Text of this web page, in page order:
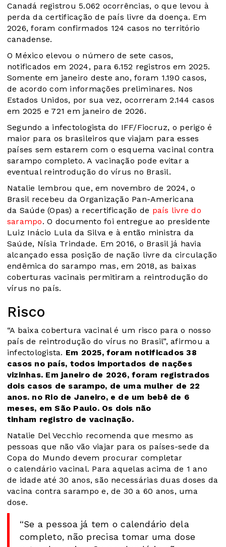
Canadá registrou 5.062 ocorrências, o que levou à
perda da certificação de país livre da doença. Em
2026, foram confirmados 124 casos no território
canadense.
O México elevou o número de sete casos,
notificados em 2024, para 6.152 registros em 2025.
Somente em janeiro deste ano, foram 1.190 casos,
de acordo com informações preliminares. Nos
Estados Unidos, por sua vez, ocorreram 2.144 casos
em 2025 e 721 em janeiro de 2026.
Segundo a infectologista do IFF/Fiocruz, o perigo é
maior para os brasileiros que viajam para esses
países sem estarem com o esquema vacinal contra
sarampo completo. A vacinação pode evitar a
eventual reintrodução do vírus no Brasil.
Natalie lembrou que, em novembro de 2024, o
Brasil recebeu da Organização Pan-Americana
da Saúde (Opas) a recertificação de país livre do
sarampo. O documento foi entregue ao presidente
Luiz Inácio Lula da Silva e à então ministra da
Saúde, Nísia Trindade. Em 2016, o Brasil já havia
alcançado essa posição de nação livre da circulação
endêmica do sarampo mas, em 2018, as baixas
coberturas vacinais permitiram a reintrodução do
vírus no país.
Risco
“A baixa cobertura vacinal é um risco para o nosso
país de reintrodução do vírus no Brasil”, afirmou a
infectologista. Em 2025, foram notificados 38
casos no país, todos importados de nações
vizinhas. Em janeiro de 2026, foram registrados
dois casos de sarampo, de uma mulher de 22
anos. no Rio de Janeiro, e de um bebê de 6
meses, em São Paulo. Os dois não
tinham registro de vacinação.
Natalie Del Vecchio recomenda que mesmo as
pessoas que não vão viajar para os países-sede da
Copa do Mundo devem procurar completar
o calendário vacinal. Para aquelas acima de 1 ano
de idade até 30 anos, são necessárias duas doses da
vacina contra sarampo e, de 30 a 60 anos, uma
dose.
“Se a pessoa já tem o calendário dela
completo, não precisa tomar uma dose